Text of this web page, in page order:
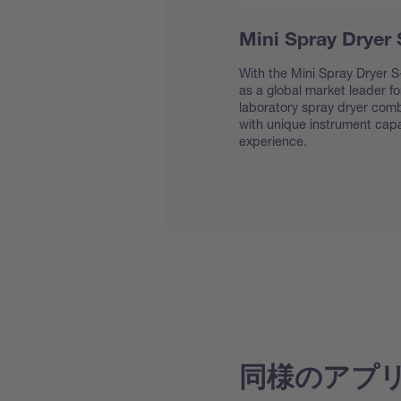
Mini Spray Dryer
With the Mini Spray Dryer
as a global market leader
laboratory spray dryer
with unique instrument
experience.
同様のアプ